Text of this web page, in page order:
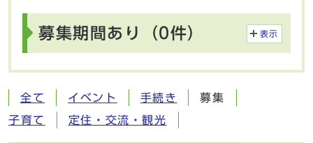
募集期間あり（0件） 表示
全て イベント 手続き
募集
子育て
定住・交流・観光